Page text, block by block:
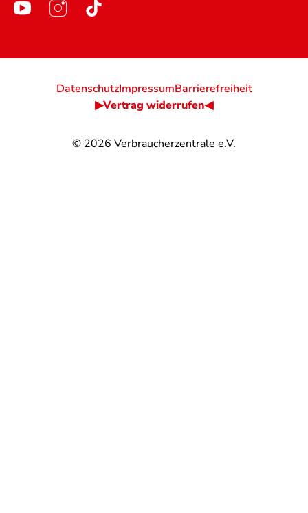
© 2026 Verbraucherzentrale e.V.
DatenschutzImpressumBarrierefreiheit
▶Vertrag widerrufen◀